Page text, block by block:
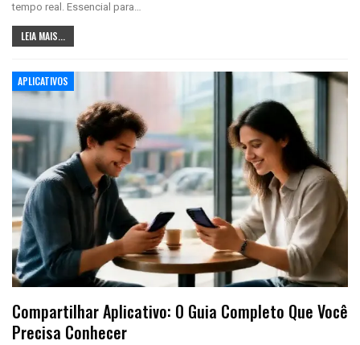
tempo real. Essencial para…
LEIA MAIS...
APLICATIVOS
Compartilhar Aplicativo: O Guia Completo Que Você
Precisa Conhecer